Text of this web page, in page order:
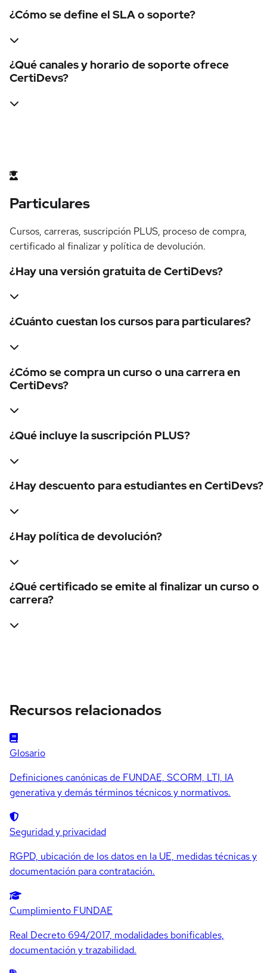
¿Cómo se define el SLA o soporte?
¿Qué canales y horario de soporte ofrece
CertiDevs?
Particulares
Cursos, carreras, suscripción PLUS, proceso de compra,
certificado al finalizar y política de devolución.
¿Hay una versión gratuita de CertiDevs?
¿Cuánto cuestan los cursos para particulares?
¿Cómo se compra un curso o una carrera en
CertiDevs?
¿Qué incluye la suscripción PLUS?
¿Hay descuento para estudiantes en CertiDevs?
¿Hay política de devolución?
¿Qué certificado se emite al finalizar un curso o
carrera?
Recursos relacionados
Glosario
Definiciones canónicas de FUNDAE, SCORM, LTI, IA
generativa y demás términos técnicos y normativos.
Seguridad y privacidad
RGPD, ubicación de los datos en la UE, medidas técnicas y
documentación para contratación.
Cumplimiento FUNDAE
Real Decreto 694/2017, modalidades bonificables,
documentación y trazabilidad.